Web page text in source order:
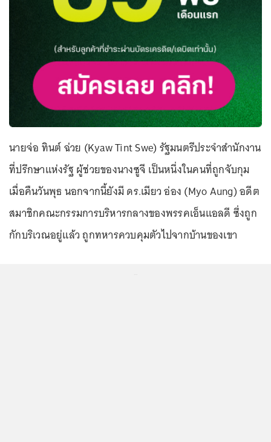
นายจ่อ ทินต์ ฉ่วย (Kyaw Tint Swe) รัฐมนตรีประจำสำนักงาน
ที่ปรึกษาแห่งรัฐ ผู้ช่วยของนางซูจี เป็นหนึ่งในคนที่ถูกจับกุม
เมื่อคืนวันพุธ นอกจากนี้ยังมี ดร.เมียว อ่อง (Myo Aung) อดีต
สมาชิกคณะกรรมการบริหารกลางของพรรคเอ็นแอลดี ซึ่งถูก
กักบริเวณอยู่แล้ว ถูกทหารควบคุมตัวไปจากบ้านของเขา